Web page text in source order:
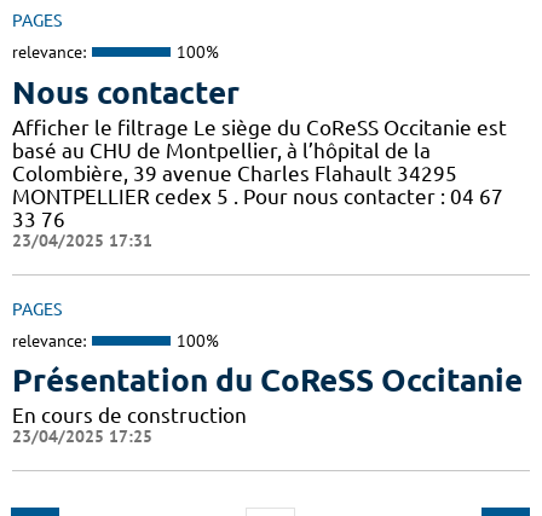
PAGES
relevance: 100%
Nous contacter
Afficher le filtrage Le siège du CoReSS Occitanie est
basé au CHU de Montpellier, à l’hôpital de la
Colombière, 39 avenue Charles Flahault 34295
MONTPELLIER cedex 5 . Pour nous contacter : 04 67
33 76
23/04/2025 17:31
PAGES
relevance: 100%
Présentation du CoReSS Occitanie
En cours de construction
23/04/2025 17:25